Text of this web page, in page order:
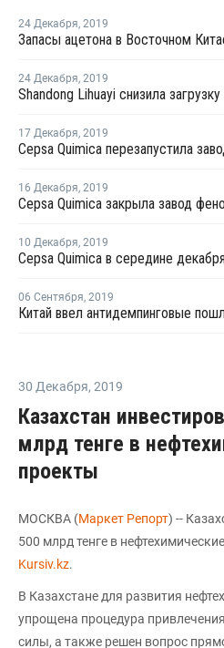
24 Декабря, 2019
24 Декабря, 2019
17 Декабря, 2019
16 Декабря, 2019
Cepsa Quimica закрыла завод
10 Декабря, 2019
06 Сентября, 2019
30 Декабря, 2019
Казахстан
млрд тенге в
проекты
МОСКВА (Маркет Репорт) --
500 млрд тенге в
Kursiv.kz.
В Казахстане для развития
упрощена процедура
силы, а также решен вопрос